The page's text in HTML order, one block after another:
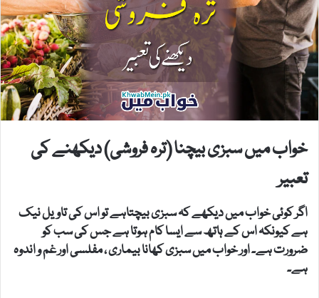
خواب میں سبزی بیچنا (ترہ فروشی) دیکھنے کی
تعبیر
اگر کوئی خواب میں دیکھے کہ سبزی بیچتاہے تو اس کی تاویل نیک
ہے کیونکہ اس کے ہاتھ سے ایسا کام ہوتا ہے جس کی سب کو
ضرورت ہے۔ اور خواب میں سبزی کھانا بیماری ، مفلسی اور غم و اندوہ
ہے۔